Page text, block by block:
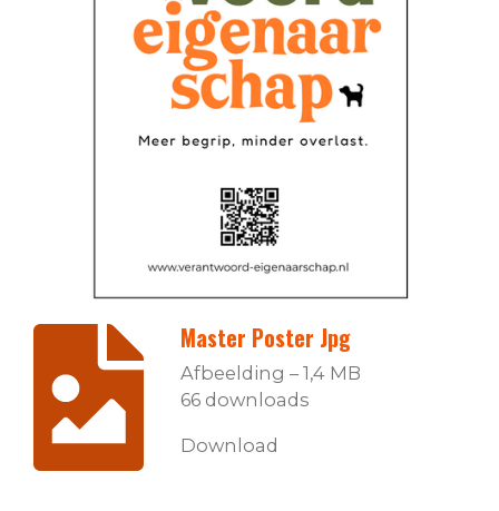
Master Poster Jpg
Afbeelding – 1,4 MB
66 downloads
Download